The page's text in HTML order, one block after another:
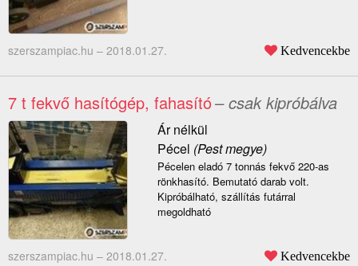
szerszampiac.hu – 2018.01.27. Kedvencekbe
7 t fekvő hasítógép, fahasító– csak kipróbálva
Ár nélkül
Pécel (Pest megye)
Pécelen eladó 7 tonnás fekvő 220-as
rönkhasító. Bemutató darab volt.
Kipróbálható, szállítás futárral
megoldható
szerszampiac.hu – 2018.01.27. Kedvencekbe